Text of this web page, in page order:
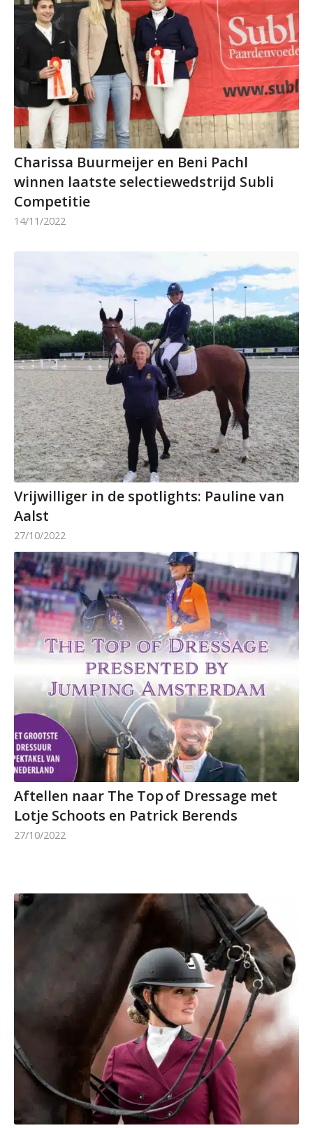
Charissa Buurmeijer en Beni Pachl
winnen laatste selectiewedstrijd Subli
Competitie
14/11/2022
Vrijwilliger in de spotlights: Pauline van
Aalst
27/10/2022
Aftellen naar The Top of Dressage met
Lotje Schoots en Patrick Berends
27/10/2022